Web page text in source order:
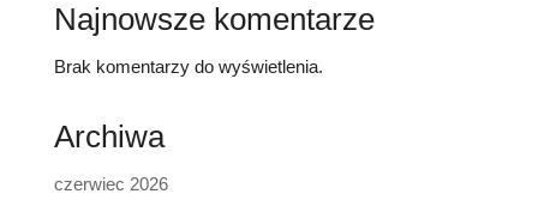
Najnowsze komentarze
Brak komentarzy do wyświetlenia.
Archiwa
czerwiec 2026